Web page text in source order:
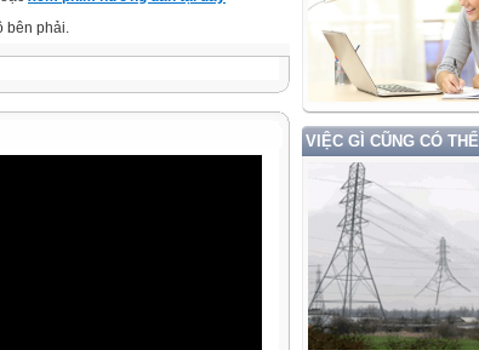
VIỆC GÌ CŨNG CÓ THỂ
bên phải.